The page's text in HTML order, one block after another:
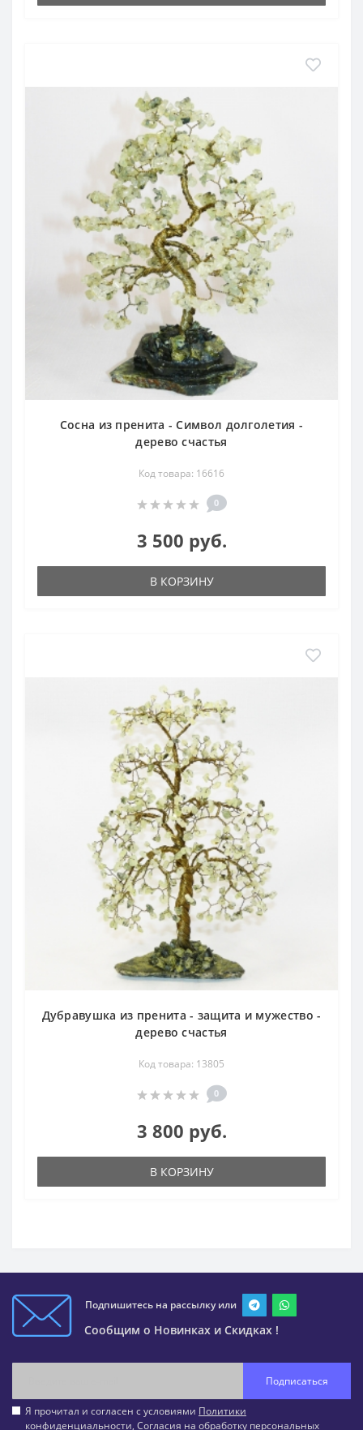
Сосна из пренита - Символ долголетия -
дерево счастья
Код товара: 16616
0
3 500 руб.
В КОРЗИНУ
Дубравушка из пренита - защита и мужество -
дерево счастья
Код товара: 13805
0
3 800 руб.
В КОРЗИНУ
Подпишитесь на рассылку или
Сообщим о Новинках и Скидках !
Подписаться
Я прочитал и согласен с условиями Политики
конфиденциальности, Согласия на обработку персональных